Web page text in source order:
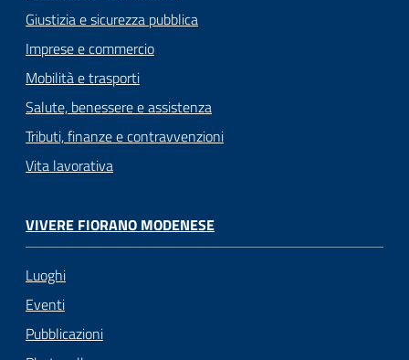
Giustizia e sicurezza pubblica
Imprese e commercio
Mobilità e trasporti
Salute, benessere e assistenza
Tributi, finanze e contravvenzioni
Vita lavorativa
VIVERE FIORANO MODENESE
Luoghi
Eventi
Pubblicazioni